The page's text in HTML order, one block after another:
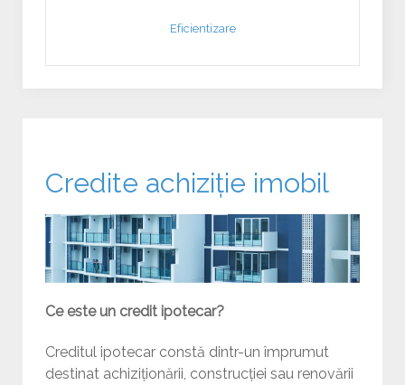
Eficientizare
Credite achiziție imobil
Ce este un credit ipotecar?
Creditul ipotecar constă dintr-un împrumut
destinat achiziționării, construcției sau renovării